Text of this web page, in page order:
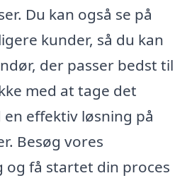
Du kan også se på
kunder, så du kan
der passer bedst til
med at tage det
effektiv løsning på
Besøg vores
og få startet din proces